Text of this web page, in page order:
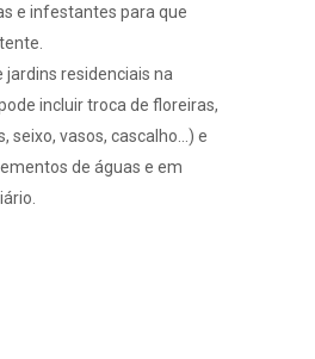
e infestantes para que
residenciais na
incluir troca de floreiras,
seixo, vasos, cascalho…) e
de águas e em